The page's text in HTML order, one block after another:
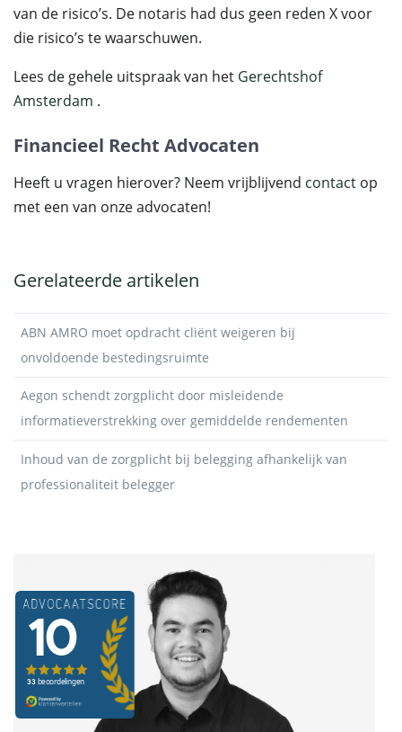
van de risico’s. De notaris had dus geen reden X voor
die risico’s te waarschuwen.
Lees de gehele uitspraak van het Gerechtshof
Amsterdam .
Financieel Recht Advocaten
Heeft u vragen hierover? Neem vrijblijvend contact op
met een van onze advocaten!
Gerelateerde artikelen
ABN AMRO moet opdracht cliënt weigeren bij
onvoldoende bestedingsruimte
Aegon schendt zorgplicht door misleidende
informatieverstrekking over gemiddelde rendementen
Inhoud van de zorgplicht bij belegging afhankelijk van
professionaliteit belegger